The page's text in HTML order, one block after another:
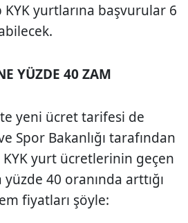
yurtlarına başvurular 6
YÜZDE 40 ZAM
yeni ücret tarifesi de
Spor Bakanlığı tarafından
yurt ücretlerinin geçen
40 oranında arttığı
fiyatları şöyle: